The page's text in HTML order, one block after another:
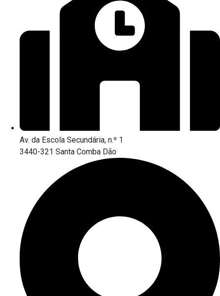
Av. da Escola Secundária, n.º 1
3440-321 Santa Comba Dão